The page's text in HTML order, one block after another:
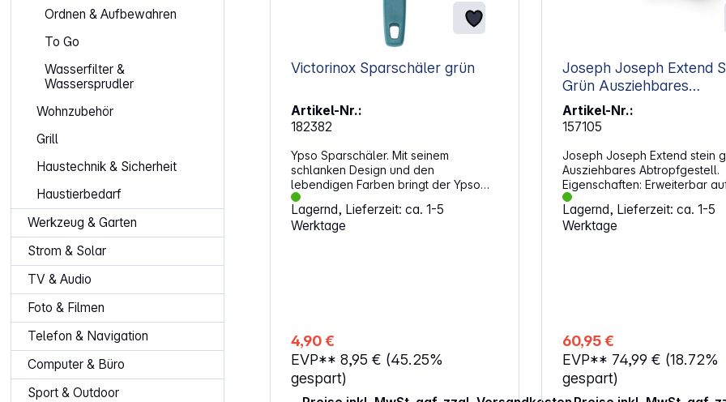
Ordnen & Aufbewahren
To Go
Wasserfilter &
Wassersprudler
Wohnzubehör
Grill
Haustechnik & Sicherheit
Haustierbedarf
Werkzeug & Garten
Strom & Solar
TV & Audio
Foto & Filmen
Telefon & Navigation
Computer & Büro
Sport & Outdoor
Victorinox Sparschäler grün
Artikel-Nr.:
182382
Ypso Sparschäler. Mit seinem
schlanken Design und den
lebendigen Farben bringt der Ypso
Sparschäler frischen Schwung in
deine Küche. Die gezackte Klinge
entfernt die oberste Schicht von Obst
Eigenschaften: Gezackte Klinge aus
rostfreiem Stahl für gleichmäßiges
Schälen Schlankes Design mit
angenehmer Haptik Farbenfroher
Lagernd, Lieferzeit: ca. 1-5
Werktage
4,90 €
EVP** 8,95 € (45.25%
gespart)
Joseph Joseph Extend
Grün Ausziehbares
Abtropfgestell
Artikel-Nr.:
157105
Joseph Joseph Extend stein
Ausziehbares Abtropfgestell.
Eigenschaften: Erweiterbar auf fast
doppelte Größe für
Platzbedarf Integrierter Stopfen fängt
Wasser auf und lässt es später
Bewegliche Besteck-
flexiblen Einsatz Abmessungen (H x B
x T): 16,1 x 32 - 52,7 x 36,4 cm
Lagernd, Lieferzeit: ca. 1-5
Werktage
60,95 €
EVP** 74,99 € (18.72%
gespart)